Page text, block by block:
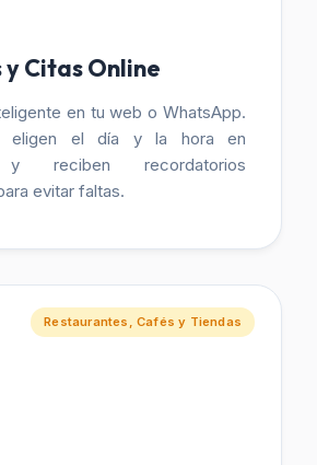
y Citas Online
en tu web o WhatsApp.
eligen el día y la hora en
y reciben recordatorios
evitar faltas.
Restaurantes, Cafés y Tiendas